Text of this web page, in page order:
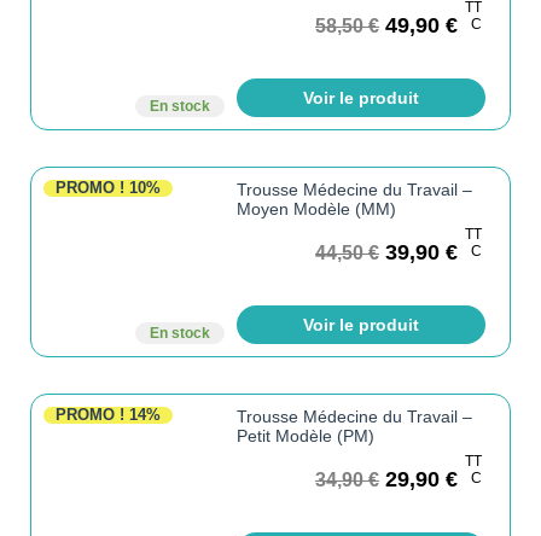
En stock
58,50€ 49,90 €
TT
C
Voir le produit
PROMO ! 10%
En stock
Trousse Médecine du Travail –
Moyen Modèle (MM)
44,50€ 39,90 €
TT
C
Voir le produit
PROMO ! 14%
Trousse Médecine du Travail –
Petit Modèle (PM)
34,90€ 29,90 €
TT
C